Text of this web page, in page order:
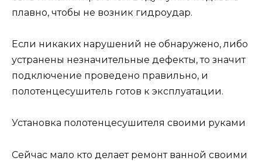
плавно, чтобы не возник гидроудар.
Если никаких нарушений не обнаружено, либо
устранены незначительные дефекты, то значит
подключение проведено правильно, и
полотенцесушитель готов к эксплуатации.
Установка полотенцесушителя своими руками
Сейчас мало кто делает ремонт ванной своими